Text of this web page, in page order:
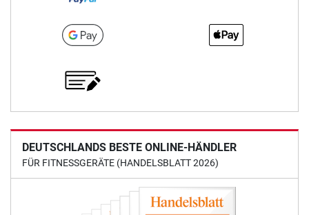
DEUTSCHLANDS BESTE ONLINE-HÄNDLER
FÜR FITNESSGERÄTE (HANDELSBLATT 2026)